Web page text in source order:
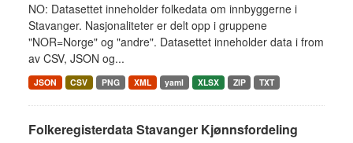
NO: Datasettet inneholder folkedata om innbyggerne i
Stavanger. Nasjonaliteter er delt opp i gruppene
"NOR=Norge" og "andre". Datasettet inneholder data i from
av CSV, JSON og...
JSON CSV PNG XML yaml XLSX ZIP TXT
Folkeregisterdata Stavanger Kjønnsfordeling